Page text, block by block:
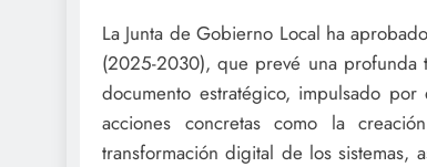
La Junta de Gobierno Local ha
(2025-2030), que prevé una profunda
documento estratégico, impulsado
acciones concretas como la
transformación digital de los sistemas,